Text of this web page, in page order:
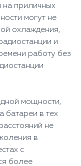
приличных
могут не
охлаждения,
и
работу без
мощности,
батареи в тех
не
в
с
более